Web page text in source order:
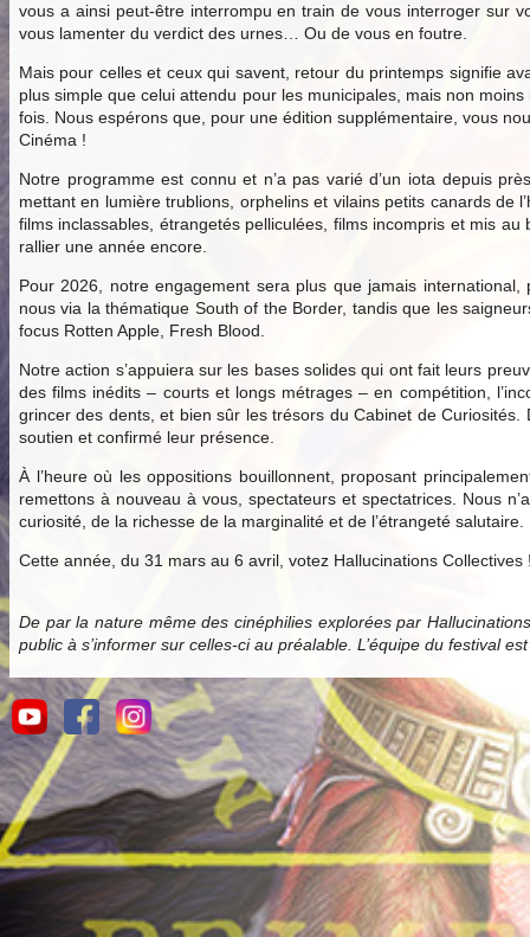
vous a ainsi peut-être interrompu en train de vous interroger sur
vous lamenter du verdict des urnes… Ou de vous en foutre.
Mais pour celles et ceux qui savent, retour du printemps signifie
plus simple que celui attendu pour les municipales, mais non
fois. Nous espérons que, pour une édition supplémentaire, vous
Cinéma !
Notre programme est connu et n’a pas varié d’un iota depuis
mettant en lumière trublions, orphelins et vilains petits canards de
films inclassables, étrangetés pelliculées, films incompris et mis
rallier une année encore.
Pour 2026, notre engagement sera plus que jamais
nous via la thématique South of the Border, tandis que les
focus Rotten Apple, Fresh Blood.
Notre action s’appuiera sur les bases solides qui ont fait leurs
des films inédits – courts et longs métrages – en compétition,
grincer des dents, et bien sûr les trésors du Cabinet de
soutien et confirmé leur présence.
À l’heure où les oppositions bouillonnent, proposant
remettons à nouveau à vous, spectateurs et spectatrices. Nous
curiosité, de la richesse de la marginalité et de l’étrangeté salutaire.
Cette année, du 31 mars au 6 avril, votez Hallucinations Collectives
De par la nature même des cinéphilies explorées par
public à s’informer sur celles-ci au préalable. L’équipe du festival